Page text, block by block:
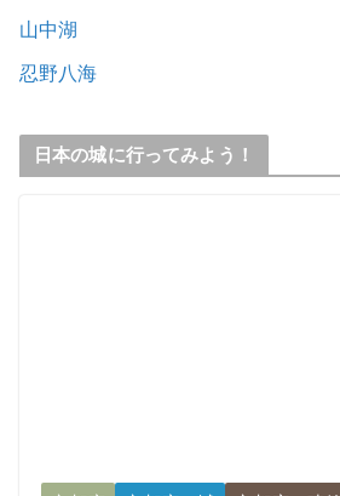
山中湖
忍野八海
日本の城に行ってみよう！